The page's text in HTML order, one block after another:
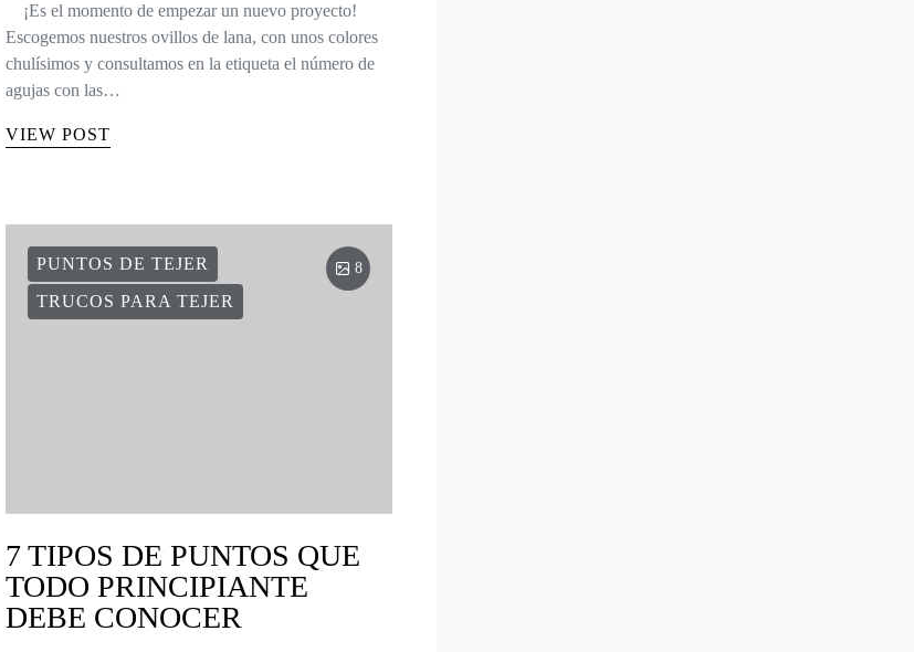
¡Es el momento de empezar un nuevo proyecto!
Escogemos nuestros ovillos de lana, con unos colores
chulísimos y consultamos en la etiqueta el número de
agujas con las…
VIEW POST
PUNTOS DE TEJER
TRUCOS PARA TEJER
8
7 TIPOS DE PUNTOS QUE
TODO PRINCIPIANTE
DEBE CONOCER